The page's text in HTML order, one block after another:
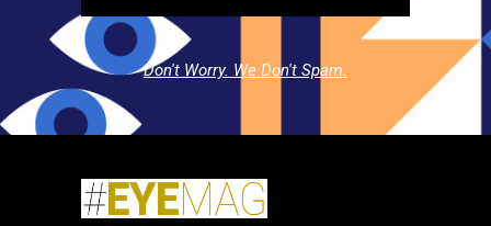
Don't Worry. We Don't Spam.